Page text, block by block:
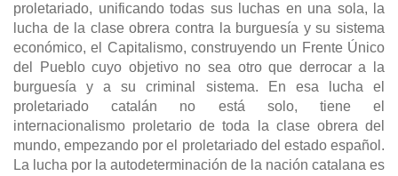
proletariado, unificando todas sus luchas en una sola, la
lucha de la clase obrera contra la burguesía y su sistema
económico, el Capitalismo, construyendo un Frente Único
del Pueblo cuyo objetivo no sea otro que derrocar a la
burguesía y a su criminal sistema. En esa lucha el
proletariado catalán no está solo, tiene el
internacionalismo proletario de toda la clase obrera del
mundo, empezando por el proletariado del estado español.
La lucha por la autodeterminación de la nación catalana es